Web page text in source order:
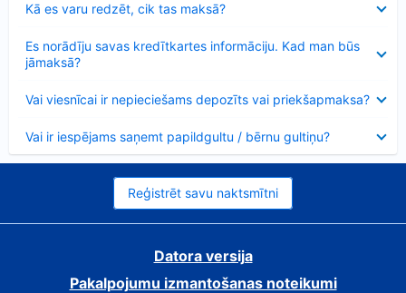
Kā es varu redzēt, cik tas maksā?
Es norādīju savas kredītkartes informāciju. Kad man būs
jāmaksā?
Vai viesnīcai ir nepieciešams depozīts vai priekšapmaksa?
Vai ir iespējams saņemt papildgultu / bērnu gultiņu?
Reģistrēt savu naktsmītni
Datora versija
Pakalpojumu izmantošanas noteikumi